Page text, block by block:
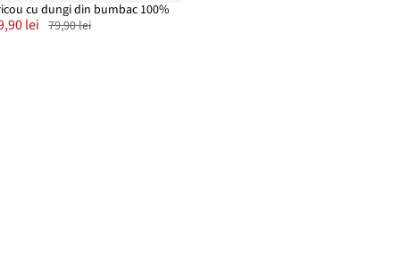
cu dungi din bumbac 100%
lei 79,90 lei